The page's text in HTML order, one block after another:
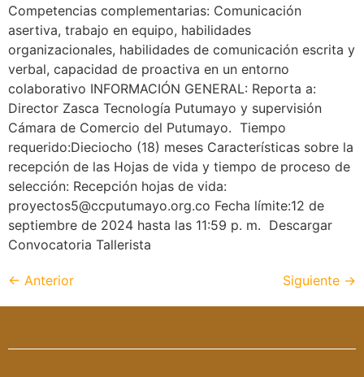
Competencias complementarias: Comunicación
asertiva, trabajo en equipo, habilidades
organizacionales, habilidades de comunicación escrita y
verbal, capacidad de proactiva en un entorno
colaborativo INFORMACIÓN GENERAL: Reporta a:
Director Zasca Tecnología Putumayo y supervisión
Cámara de Comercio del Putumayo. Tiempo
requerido:Dieciocho (18) meses Características sobre la
recepción de las Hojas de vida y tiempo de proceso de
selección: Recepción hojas de vida:
proyectos5@ccputumayo.org.co Fecha límite:12 de
septiembre de 2024 hasta las 11:59 p. m. Descargar
Convocatoria Tallerista
← Anterior Siguiente →